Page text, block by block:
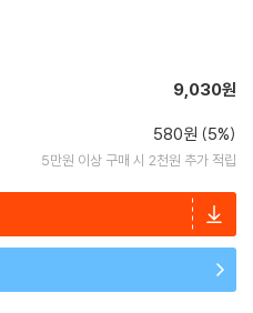
9,030원
580원 (5%)
5만원 이상 구매 시 2천원 추가 적립